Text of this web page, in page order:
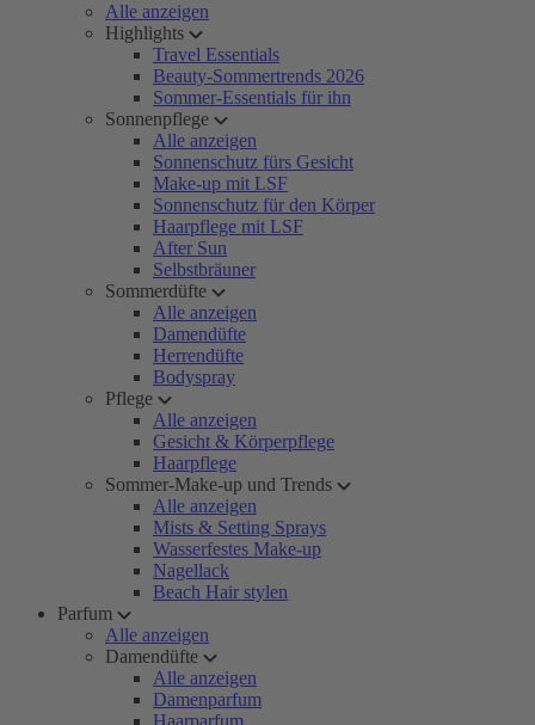
Alle anzeigen
Highlights
Travel Essentials
Beauty-Sommertrends 2026
Sommer-Essentials für ihn
Sonnenpflege
Alle anzeigen
Sonnenschutz fürs Gesicht
Make-up mit LSF
Sonnenschutz für den Körper
Haarpflege mit LSF
After Sun
Selbstbräuner
Sommerdüfte
Alle anzeigen
Damendüfte
Herrendüfte
Bodyspray
Pflege
Alle anzeigen
Gesicht & Körperpflege
Haarpflege
Sommer-Make-up und Trends
Alle anzeigen
Mists & Setting Sprays
Wasserfestes Make-up
Nagellack
Beach Hair stylen
Parfum
Alle anzeigen
Damendüfte
Alle anzeigen
Damenparfum
Haarparfum